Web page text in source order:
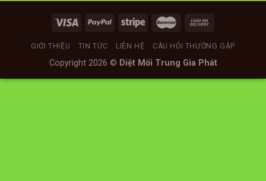
GIỚI THIỆU TIN TỨC LIÊN HỆ CÂU HỎI THƯỜNG GẶP
Copyright 2026 © Diệt Mối Trung Gia Phát